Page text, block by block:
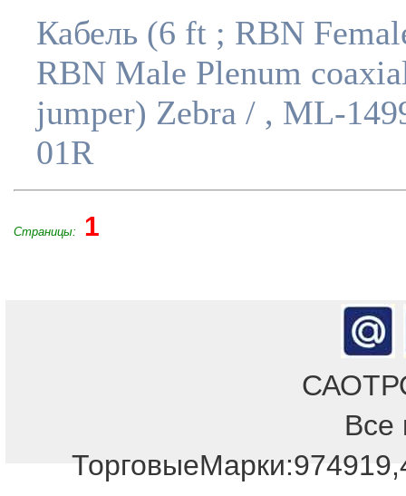
Кабель (6 ft ; RBN
RBN Male Plenum
jumper) Zebra / , ML-
01R
Страницы: 1
Все